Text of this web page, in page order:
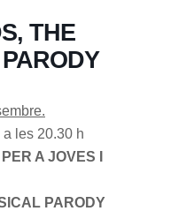
THE
a les 20.30 h
A JOVES I
PARODY